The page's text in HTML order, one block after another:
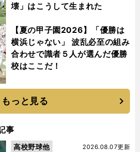
壊」はこうして生まれた
【夏の甲子園2026】「優勝は
横浜じゃない」 波乱必至の組み
合わせで識者５人が選んだ優勝
校はここだ！
もっと見る
事
2026.08.07更新
高校野球他